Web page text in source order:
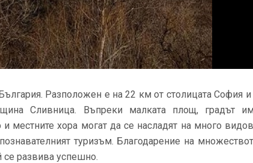
Разположен е на 22 км от столицата София и
Сливница. Въпреки малката площ, градът
и местните хора могат да се насладят на много
туризъм. Благодарение на
се развива успешно.